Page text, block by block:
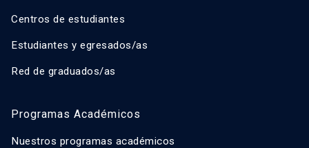
Centros de estudiantes
Estudiantes y egresados/as
Red de graduados/as
Programas Académicos
Nuestros programas académicos